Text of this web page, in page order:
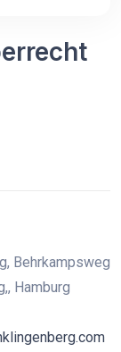
Behrkampsweg
Hamburg